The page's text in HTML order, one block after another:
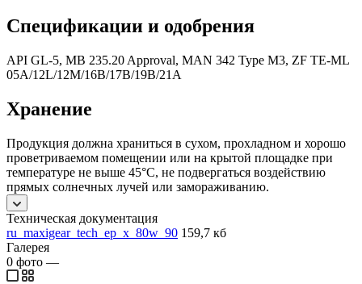
Спецификации и одобрения
API GL-5, MB 235.20 Approval, MAN 342 Type M3, ZF TE-ML
05A/12L/12M/16B/17B/19B/21A
Хранение
Продукция должна храниться в сухом, прохладном и хорошо
проветриваемом помещении или на крытой площадке при
температуре не выше 45°C, не подвергаться воздействию
прямых солнечных лучей или замораживанию.
Техническая документация
ru_maxigear_tech_ep_x_80w_90 159,7 кб
Галерея
0 фото —